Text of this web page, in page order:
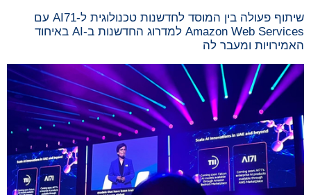
שיתוף פעולה בין המוסד לחדשנות טכנולוגית ל-AI71 עם
Amazon Web Services למדרוג החדשנות ב-AI באיחוד
האמירויות ומעבר לה